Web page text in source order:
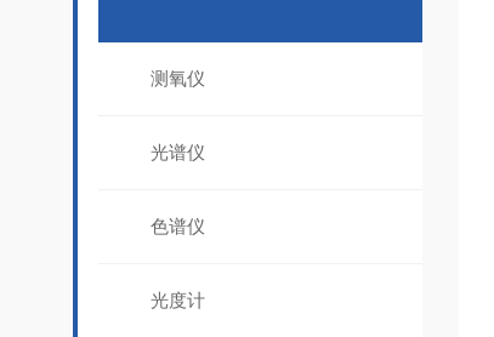
测氧仪
光谱仪
色谱仪
光度计